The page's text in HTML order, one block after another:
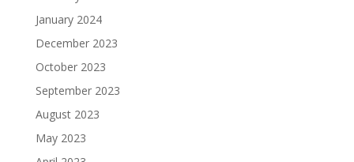
January 2024
December 2023
October 2023
September 2023
August 2023
May 2023